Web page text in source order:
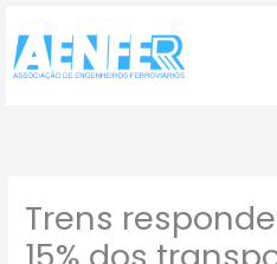
para
conteúdo
Trens